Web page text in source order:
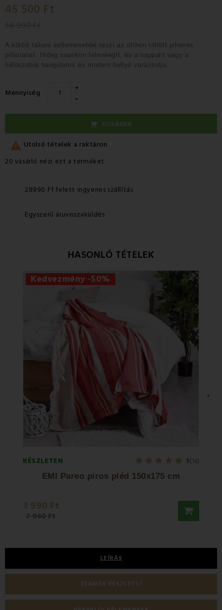
Csütörtök 13.08
45 500 Ft
A kötött takaró kellemesebbé teszi az otthon töltött pihenés
pillanatait
Hideg napokon felmelegít, és a nappalit vagy a
hálószobát
hangulatos és modern hellyé varázsolja
Mennyiség +
-
 KOSÁRBA
 Utolsó tételek a raktáron
20 vásárló nézi ezt a terméket
28990 Ff felett ingyenes szállítás
Egyszerű áruvisszaküldés
HASONLÓ TÉTELEK
Kedvezmény -50%
KÉSZLETEN 5(1x)
EMI Pareo piros pléd 150x175 cm
3 990 Ft
7 960 Ft
›
LEÍRÁS
TERMÉK RÉSZLETEI